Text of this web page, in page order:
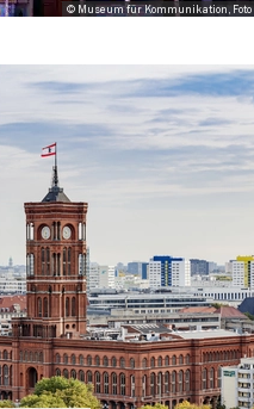
© Museum für Kommunikation,